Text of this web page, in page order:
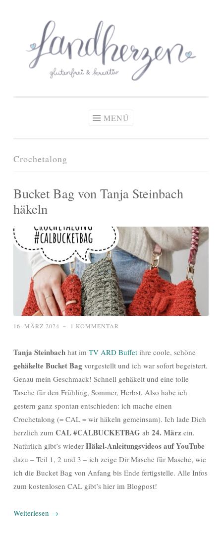
springen
Zöliakie, glutenfreie Ernährung
MENÜ
Crochetalong
Bucket Bag von Tanja Steinbach
häkeln
16. MÄRZ 2024 ~ 1 KOMMENTAR
Tanja Steinbach hat im TV ARD Buffet ihre coole, schöne
gehäkelte Bucket Bag vorgestellt und ich war sofort begeistert.
Genau mein Geschmack! Schnell gehäkelt und eine tolle
Tasche für den Frühling, Sommer, Herbst. Also habe ich
gestern ganz spontan entschieden: ich mache einen
Crochetalong (= CAL = wir häkeln gemeinsam). Ich lade Dich
herzlich zum CAL #CALBUCKETBAG ab 24. März ein.
Natürlich gibt’s wieder Häkel-Anleitungsvideos auf YouTube
dazu – Teil 1, 2 und 3 – ich zeige Dir Masche für Masche, wie
ich die Bucket Bag von Anfang bis Ende fertigstelle. Alle Infos
zum kostenlosen CAL gibt’s hier im Blogpost!
Weiterlesen →